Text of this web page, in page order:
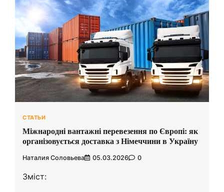
СТАТЬИ
Міжнародні вантажні перевезення по Європі: як
організовується доставка з Німеччини в Україну
Наталия Соловьева 05.03.2026 0
Зміст: